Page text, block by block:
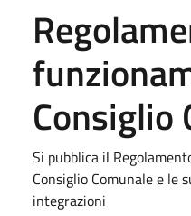
Consiglio
Si pubblica il
Consiglio Comunale e le
integrazioni